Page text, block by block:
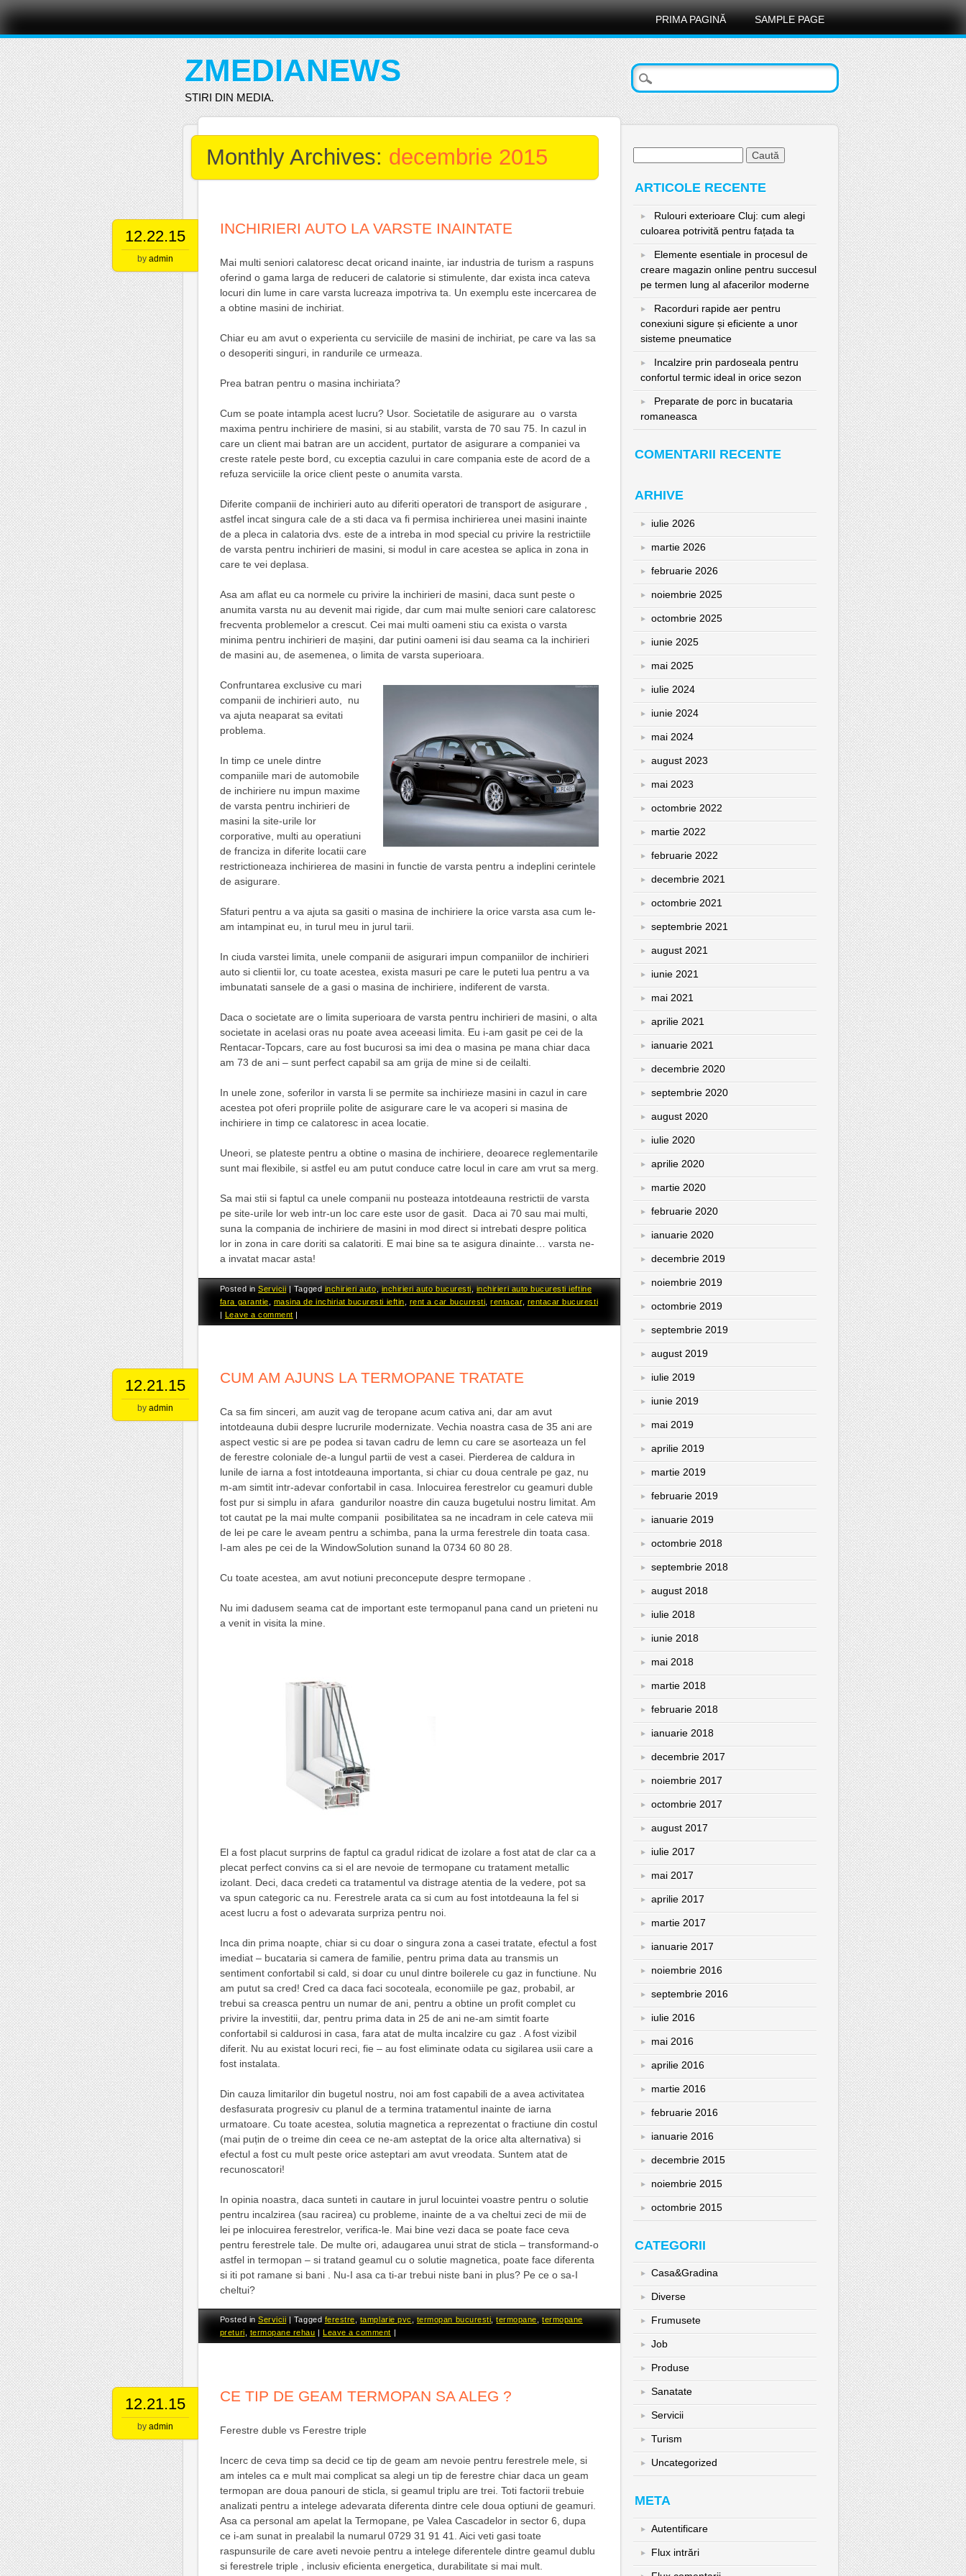
Main menu
Skip
content
PRIMA PAGINĂ SAMPLE PAGE
ZMEDIANEWS
STIRI DIN MEDIA.
Monthly Archives: decembrie 2015
12.22.15
by admin
INCHIRIERI AUTO LA VARSTE INAINTATE
Mai multi seniori calatoresc decat oricand inainte, iar industria de turism a raspuns
oferind o gama larga de reduceri de calatorie si stimulente, dar exista inca cateva
locuri din lume in care varsta lucreaza impotriva ta. Un exemplu este incercarea de
a obtine masini de inchiriat.
Chiar eu am avut o experienta cu serviciile de masini de inchiriat, pe care va las sa
o desoperiti singuri, in randurile ce urmeaza.
Prea batran pentru o masina inchiriata?
Cum se poate intampla acest lucru? Usor. Societatile de asigurare au o varsta
maxima pentru inchiriere de masini, si au stabilit, varsta de 70 sau 75. In cazul in
care un client mai batran are un accident, purtator de asigurare a companiei va
creste ratele peste bord, cu exceptia cazului in care compania este de acord de a
refuza serviciile la orice client peste o anumita varsta.
Diferite companii de inchirieri auto au diferiti operatori de transport de asigurare ,
astfel incat singura cale de a sti daca va fi permisa inchirierea unei masini inainte
de a pleca in calatoria dvs. este de a intreba in mod special cu privire la restrictiile
de varsta pentru inchirieri de masini, si modul in care acestea se aplica in zona in
care te vei deplasa.
Asa am aflat eu ca normele cu privire la inchirieri de masini, daca sunt peste o
anumita varsta nu au devenit mai rigide, dar cum mai multe seniori care calatoresc
frecventa problemelor a crescut. Cei mai multi oameni stiu ca exista o varsta
minima pentru inchirieri de mașini, dar putini oameni isi dau seama ca la inchirieri
de masini au, de asemenea, o limita de varsta superioara.
Confruntarea exclusive cu mari
companii de inchirieri auto, nu
va ajuta neaparat sa evitati
problema.
In timp ce unele dintre
companiile mari de automobile
de inchiriere nu impun maxime
de varsta pentru inchirieri de
masini la site-urile lor
corporative, multi au operatiuni
de franciza in diferite locatii care
restrictioneaza inchirierea de masini in functie de varsta pentru a indeplini cerintele
de asigurare.
Sfaturi pentru a va ajuta sa gasiti o masina de inchiriere la orice varsta asa cum le-
am intampinat eu, in turul meu in jurul tarii.
In ciuda varstei limita, unele companii de asigurari impun companiilor de inchirieri
auto si clientii lor, cu toate acestea, exista masuri pe care le puteti lua pentru a va
imbunatati sansele de a gasi o masina de inchiriere, indiferent de varsta.
Daca o societate are o limita superioara de varsta pentru inchirieri de masini, o alta
societate in acelasi oras nu poate avea aceeasi limita. Eu i-am gasit pe cei de la
Rentacar-Topcars, care au fost bucurosi sa imi dea o masina pe mana chiar daca
am 73 de ani – sunt perfect capabil sa am grija de mine si de ceilalti.
In unele zone, soferilor in varsta li se permite sa inchirieze masini in cazul in care
acestea pot oferi propriile polite de asigurare care le va acoperi si masina de
inchiriere in timp ce calatoresc in acea locatie.
Uneori, se plateste pentru a obtine o masina de inchiriere, deoarece reglementarile
sunt mai flexibile, si astfel eu am putut conduce catre locul in care am vrut sa merg.
Sa mai stii si faptul ca unele companii nu posteaza intotdeauna restrictii de varsta
pe site-urile lor web intr-un loc care este usor de gasit. Daca ai 70 sau mai multi,
suna la compania de inchiriere de masini in mod direct si intrebati despre politica
lor in zona in care doriti sa calatoriti. E mai bine sa te asigura dinainte… varsta ne-
a invatat macar asta!
Posted inServicii |Taggedinchirieri auto,inchirieri auto bucuresti,inchirieri auto bucuresti ieftine
fara garantie
masina de inchiriat bucuresti ieftin rent a car bucuresti ,rentacar, rentacar bucuresti
| Leave a comment |
12.21.15
by admin
CUM AM AJUNS LA TERMOPANE TRATATE
Ca sa fim sinceri, am auzit vag de teropane acum cativa ani, dar am avut
intotdeauna dubii despre lucrurile modernizate. Vechia noastra casa de 35 ani are
aspect vestic si are pe podea si tavan cadru de lemn cu care se asorteaza un fel
de ferestre coloniale de-a lungul partii de vest a casei. Pierderea de caldura in
lunile de iarna a fost intotdeauna importanta, si chiar cu doua centrale pe gaz, nu
m-am simtit intr-adevar confortabil in casa. Inlocuirea ferestrelor cu geamuri duble
fost pur si simplu in afara gandurilor noastre din cauza bugetului nostru limitat. Am
tot cautat pe la mai multe companii posibilitatea sa ne incadram in cele cateva mii
de lei pe care le aveam pentru a schimba, pana la urma ferestrele din toata casa.
I-am ales pe cei de la WindowSolution sunand la 0734 60 80 28.
Cu toate acestea, am avut notiuni preconcepute despre termopane .
Nu imi dadusem seama cat de important este termopanul pana cand un prieteni nu
a venit in visita la mine.
El a fost placut surprins de faptul ca gradul ridicat de izolare a fost atat de clar ca a
plecat perfect convins ca si el are nevoie de termopane cu tratament metallic
izolant. Deci, daca credeti ca tratamentul va distrage atentia de la vedere, pot sa
va spun categoric ca nu. Ferestrele arata ca si cum au fost intotdeauna la fel si
acest lucru a fost o adevarata surpriza pentru noi.
Inca din prima noapte, chiar si cu doar o singura zona a casei tratate, efectul a fost
imediat – bucataria si camera de familie, pentru prima data au transmis un
sentiment confortabil si cald, si doar cu unul dintre boilerele cu gaz in functiune. Nu
am putut sa cred! Cred ca daca faci socoteala, economiile pe gaz, probabil, ar
trebui sa creasca pentru un numar de ani, pentru a obtine un profit complet cu
privire la investitii, dar, pentru prima data in 25 de ani ne-am simtit foarte
confortabil si caldurosi in casa, fara atat de multa incalzire cu gaz . A fost vizibil
diferit. Nu au existat locuri reci, fie – au fost eliminate odata cu sigilarea usii care a
fost instalata.
Din cauza limitarilor din bugetul nostru, noi am fost capabili de a avea activitatea
desfasurata progresiv cu planul de a termina tratamentul inainte de iarna
urmatoare. Cu toate acestea, solutia magnetica a reprezentat o fractiune din costul
(mai puțin de o treime din ceea ce ne-am asteptat de la orice alta alternativa) si
efectul a fost cu mult peste orice asteptari am avut vreodata. Suntem atat de
recunoscatori!
In opinia noastra, daca sunteti in cautare in jurul locuintei voastre pentru o solutie
pentru incalzirea (sau racirea) cu probleme, inainte de a va cheltui zeci de mii de
lei pe inlocuirea ferestrelor, verifica-le. Mai bine vezi daca se poate face ceva
pentru ferestrele tale. De multe ori, adaugarea unui strat de sticla – transformand-o
astfel in termopan – si tratand geamul cu o solutie magnetica, poate face diferenta
si iti pot ramane si bani . Nu-I asa ca ti-ar trebui niste bani in plus? Pe ce o sa-I
cheltui?
Posted inServicii Tagged ferestre tamplarie pvc termopan bucuresti ,termopane ,termopane
preturi
termopane rehau Leave a comment
12.21.15
by admin
CE TIP DE GEAM TERMOPAN SA ALEG ?
Ferestre duble vs Ferestre triple
Incerc de ceva timp sa decid ce tip de geam am nevoie pentru ferestrele mele, si
am inteles ca e mult mai complicat sa alegi un tip de ferestre chiar daca un geam
termopan are doua panouri de sticla, si geamul triplu are trei. Toti factorii trebuie
analizati pentru a intelege adevarata diferenta dintre cele doua optiuni de geamuri.
Asa ca personal am apelat la Termopane, pe Valea Cascadelor in sector 6, dupa
ce i-am sunat in prealabil la numarul 0729 31 91 41. Aici veti gasi toate
raspunsurile de care aveti nevoie pentru a intelege diferentele dintre geamul dublu
si ferestrele triple , inclusiv eficienta energetica, durabilitate si mai mult.
ARTICOLE RECENTE
Rulouri exterioare Cluj: cum alegi
culoarea potrivită pentru fațada ta
Elemente esentiale in procesul de
creare magazin online pentru succesul
pe termen lung al afacerilor moderne
Racorduri rapide aer pentru
conexiuni sigure și eficiente a unor
sisteme pneumatice
Incalzire prin pardoseala pentru
confortul termic ideal in orice sezon
Preparate de porc in bucataria
romaneasca
COMENTARII RECENTE
ARHIVE
iulie 2026
martie 2026
februarie 2026
noiembrie 2025
octombrie 2025
iunie 2025
mai 2025
iulie 2024
iunie 2024
mai 2024
august 2023
mai 2023
octombrie 2022
martie 2022
februarie 2022
decembrie 2021
octombrie 2021
septembrie 2021
august 2021
iunie 2021
mai 2021
aprilie 2021
ianuarie 2021
decembrie 2020
septembrie 2020
august 2020
iulie 2020
aprilie 2020
martie 2020
februarie 2020
ianuarie 2020
decembrie 2019
noiembrie 2019
octombrie 2019
septembrie 2019
august 2019
iulie 2019
iunie 2019
mai 2019
aprilie 2019
martie 2019
februarie 2019
ianuarie 2019
octombrie 2018
septembrie 2018
august 2018
iulie 2018
iunie 2018
mai 2018
martie 2018
februarie 2018
ianuarie 2018
decembrie 2017
noiembrie 2017
octombrie 2017
august 2017
iulie 2017
mai 2017
aprilie 2017
martie 2017
ianuarie 2017
noiembrie 2016
septembrie 2016
iulie 2016
mai 2016
aprilie 2016
martie 2016
februarie 2016
ianuarie 2016
decembrie 2015
noiembrie 2015
octombrie 2015
CATEGORII
Casa&Gradina
Diverse
Frumusete
Job
Produse
Sanatate
Servicii
Turism
Uncategorized
META
Autentificare
Flux intrări